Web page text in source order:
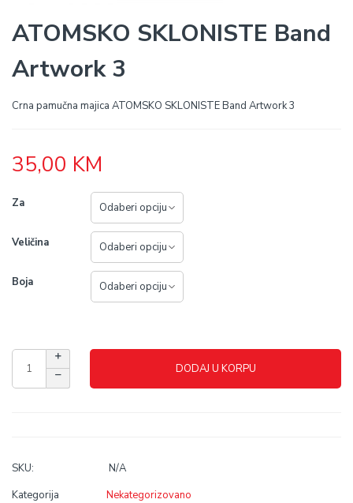
ATOMSKO SKLONISTE Band
Artwork 3
Crna pamučna majica ATOMSKO SKLONISTE Band Artwork 3
35,00 KM
Za
Veličina
Boja
DODAJ U KORPU
SKU:
N/A
Kategorija
Nekategorizovano